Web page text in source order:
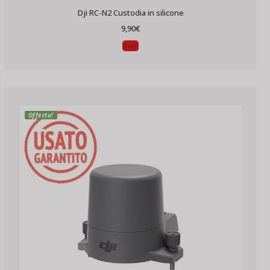
Dji RC-N2 Custodia in silicone
9,90€
Scegli
Offerta!